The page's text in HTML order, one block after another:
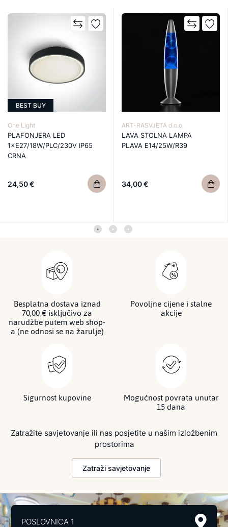
BEST BUY
One Light
PLAFONJERA LED
1×E27/18W/PLC/230V IP65
CRNA
24,50 €
ART-RASVJETA d.o.o.
LAVA STOLNA LAMPA
PLAVA E14/25W/R39
34,00 €
Besplatna dostava iznad
70,00 € isključivo za
narudžbe putem web shop-
a (ne odnosi se na žarulje)
Povoljne cijene i stalne
akcije
Sigurnost kupovine Mogućnost povrata unutar
15 dana
Zatražite savjetovanje ili nas posjetite u našim izložbenim
prostorima
Zatraži savjetovanje
POSLOVNICA 1